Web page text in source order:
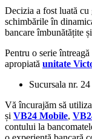
Decizia a fost luată cu
schimbările în
bancare îmbunătățite
Pentru o serie
apropiată unitate
Sucursala nr.
Vă încurajăm să
și VB24 Mobile,
contului la